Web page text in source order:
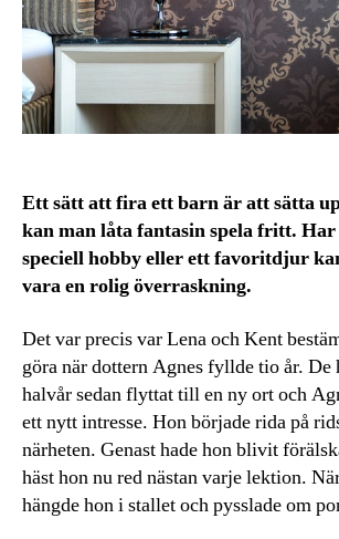
Ett sätt att fira ett barn är att sätta
kan man låta fantasin spela fritt.
speciell hobby eller ett favoritdjur
vara en rolig överraskning.
Det var precis var Lena och Kent
göra när dottern Agnes fyllde tio år. De
halvår sedan flyttat till en ny ort och
ett nytt intresse. Hon började rida på
närheten. Genast hade hon blivit
häst hon nu red nästan varje lektion.
hängde hon i stallet och pysslade om